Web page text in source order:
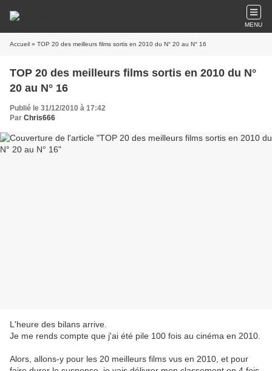
MENU
Accueil » TOP 20 des meilleurs films sortis en 2010 du N° 20 au N° 16
TOP 20 des meilleurs films sortis en 2010 du N°
20 au N° 16
Publié le 31/12/2010 à 17:42
Par Chris666
L'heure des bilans arrive.
Je me rends compte que j'ai été pile 100 fois au cinéma en 2010.
Alors, allons-y pour les 20 meilleurs films vus en 2010, et pour